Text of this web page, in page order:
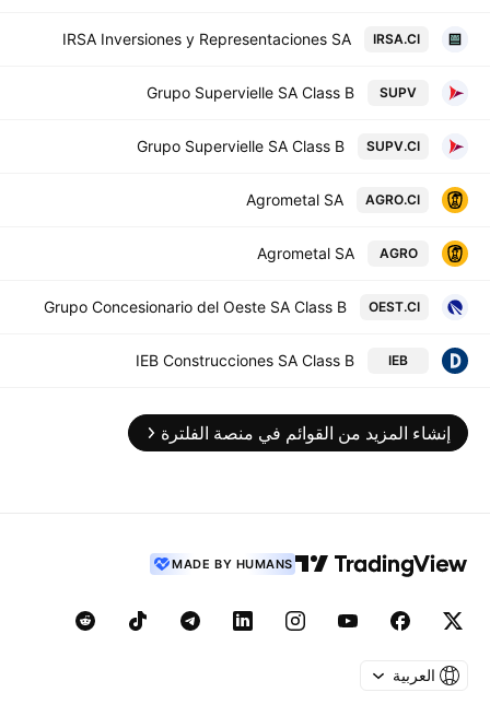
IRSA.CI
IRSA Inversiones y Representaciones SA
SUPV
Grupo Supervielle SA Class B
SUPV.CI
Grupo Supervielle SA Class B
AGRO.CI
Agrometal SA
AGRO
Agrometal SA
OEST.CI
Grupo Concesionario del Oeste SA Class B
IEB
IEB Construcciones SA Class B
إنشاء المزيد من القوائم في منصة الفلترة
MADE BY HUMANS
العربية